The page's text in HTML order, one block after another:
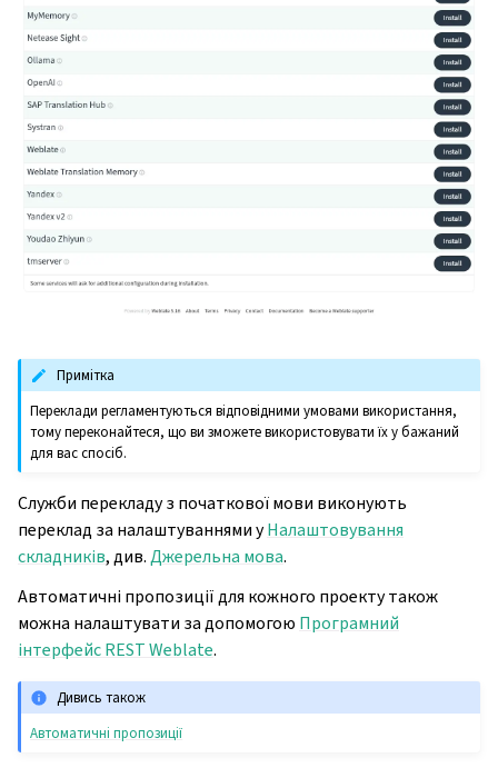
Примітка
Переклади регламентуються відповідними умовами використання,
тому переконайтеся, що ви зможете використовувати їх у бажаний
для вас спосіб.
Служби перекладу з початкової мови виконують
переклад за налаштуваннями уНалаштовування
складників, див.Джерельна мова.
Автоматичні пропозиції для кожного проекту також
можна налаштувати за допомогою Програмний
інтерфейс REST Weblate.
Дивись також
Автоматичні пропозиції